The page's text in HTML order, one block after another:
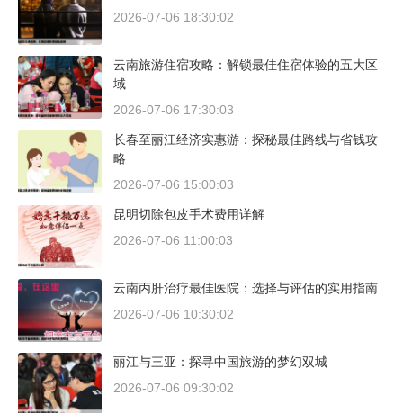
2026-07-06 18:30:02
云南旅游住宿攻略：解锁最佳住宿体验的五大区
域
2026-07-06 17:30:03
长春至丽江经济实惠游：探秘最佳路线与省钱攻
略
2026-07-06 15:00:03
昆明切除包皮手术费用详解
2026-07-06 11:00:03
云南丙肝治疗最佳医院：选择与评估的实用指南
2026-07-06 10:30:02
丽江与三亚：探寻中国旅游的梦幻双城
2026-07-06 09:30:02